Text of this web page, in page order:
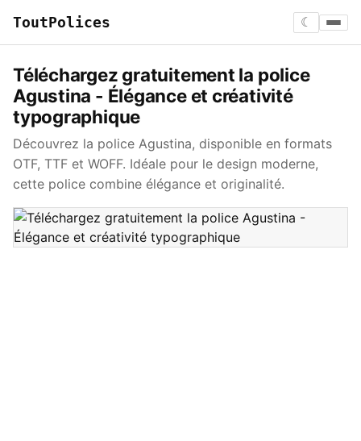
ToutPolices ☾
Téléchargez gratuitement la police
Agustina - Élégance et créativité
typographique
Découvrez la police Agustina, disponible en formats
OTF, TTF et WOFF. Idéale pour le design moderne,
cette police combine élégance et originalité.